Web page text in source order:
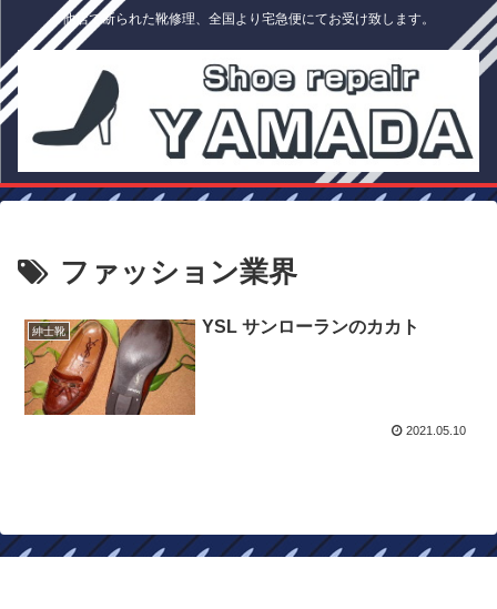
他店で断られた靴修理、全国より宅急便にてお受け致します。
ファッション業界
紳士靴 YSL サンローランのカカト
2021.05.10